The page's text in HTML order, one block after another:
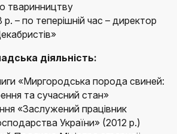
тваринництву
р. – по теперішній час – директор
діяльність:
«Миргородська порода свиней:
та сучасний стан»
«Заслужений працівник
України» (2012 р.)